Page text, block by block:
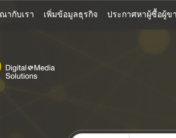
ากับเรา เพิ่มข้อมูลธุรกิจ ประกาศหาผู้ซื้อผู้ข